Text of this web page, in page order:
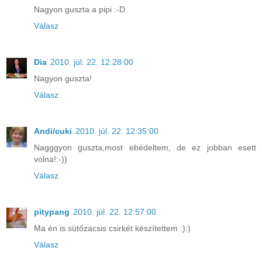
Nagyon guszta a pipi :-D
Válasz
Dia 2010. júl. 22. 12:28:00
Nagyon guszta!
Válasz
Andi/cuki 2010. júl. 22. 12:35:00
Nagggyon guszta,most ebédeltem, de ez jobban esett
volna!:-))
Válasz
pitypang 2010. júl. 22. 12:57:00
Ma én is sütőzacsis csirkét készítettem :):)
Válasz